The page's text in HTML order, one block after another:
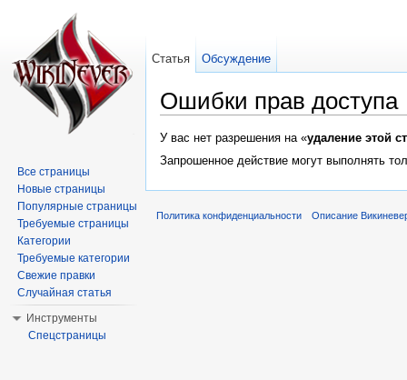
Ошибки прав доступа
У вас нет разрешения на «удаление этой
Запрошенное действие могут выполнять
Статья Обсуждение
Все страницы
Новые страницы
Популярные страницы
Требуемые страницы
Категории
Требуемые категории
Свежие правки
Случайная статья
Инструменты
Спецстраницы
Политика конфиденциальности Описание